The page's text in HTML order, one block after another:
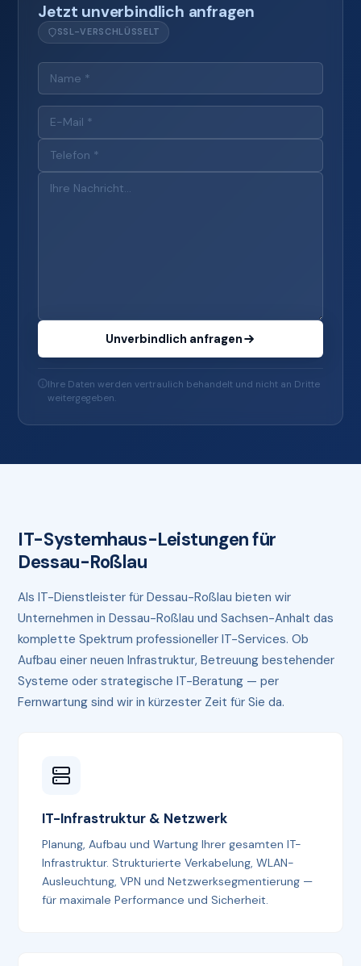
Jetzt unverbindlich anfragen
SSL-VERSCHLÜSSELT
Unverbindlich anfragen
Ihre Daten werden vertraulich behandelt und nicht an Dritte
weitergegeben.
IT-Systemhaus-Leistungen für
Dessau-Roßlau
Als IT-Dienstleister für Dessau-Roßlau bieten wir
Unternehmen in Dessau-Roßlau und Sachsen-Anhalt das
komplette Spektrum professioneller IT-Services. Ob
Aufbau einer neuen Infrastruktur, Betreuung bestehender
Systeme oder strategische IT-Beratung — per
Fernwartung sind wir in kürzester Zeit für Sie da.
IT-Infrastruktur & Netzwerk
Planung, Aufbau und Wartung Ihrer gesamten IT-
Infrastruktur. Strukturierte Verkabelung, WLAN-
Ausleuchtung, VPN und Netzwerksegmentierung —
für maximale Performance und Sicherheit.